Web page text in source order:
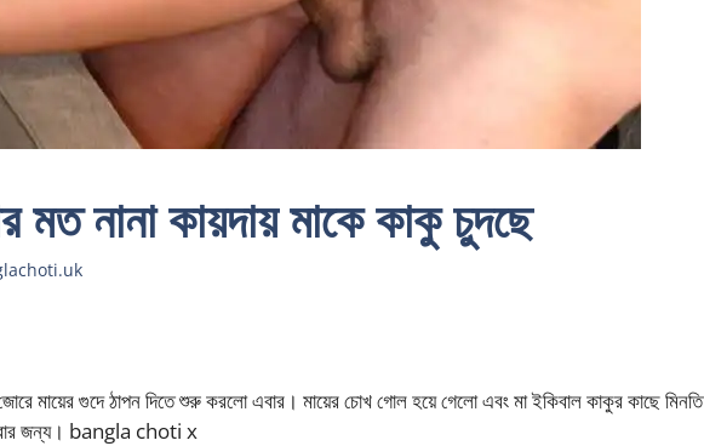
মত নানা কায়দায় মাকে কাকু চুদছে
মায়ের গুদে ঠাপন দিতে শুরু করলো এবার। মায়ের চোখ গোল হয়ে গেলো এবং মা ইকিবাল কাকুর কাছে মিনতি
জন্য। bangla choti x